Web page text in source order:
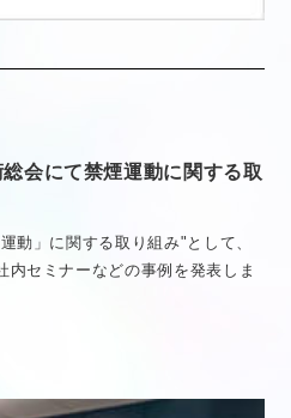
会にて禁煙運動に関する取
動」に関する取り組み"として、
内セミナーなどの事例を発表しま